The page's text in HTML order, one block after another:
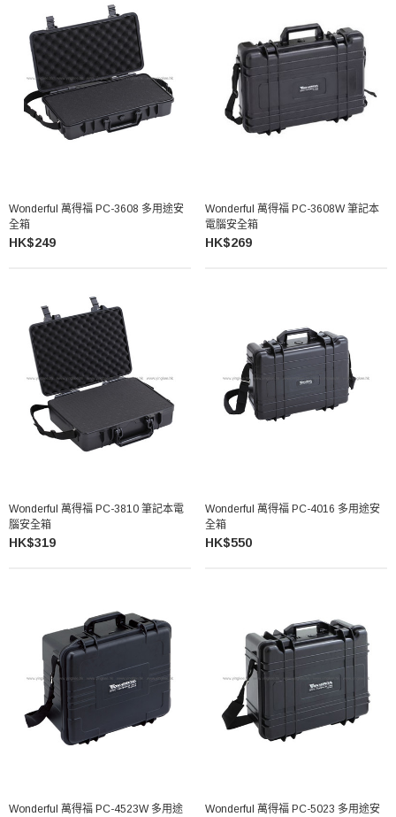
Wonderful 萬得福 PC-3608 多用途安
全箱
HK$249
Wonderful 萬得福 PC-3608W 筆記本
電腦安全箱
HK$269
Wonderful 萬得福 PC-3810 筆記本電
腦安全箱
HK$319
Wonderful 萬得福 PC-4016 多用途安
全箱
HK$550
Wonderful 萬得福 PC-4523W 多用途
Wonderful 萬得福 PC-5023 多用途安